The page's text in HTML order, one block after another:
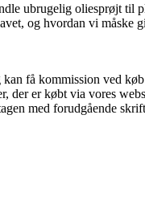
ubrugelig oliesprøjt
og hvordan vi måske
få kommission ved
er købt via vores
med forudgående